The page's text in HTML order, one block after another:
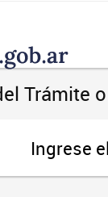
Trámite
Ingrese